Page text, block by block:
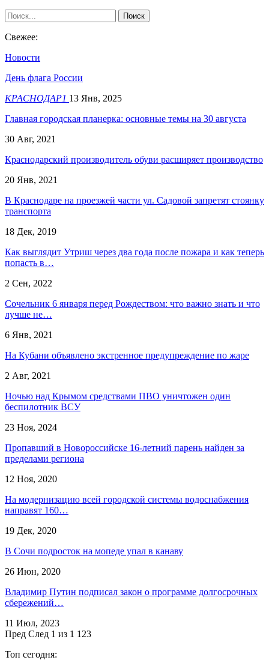
Свежее:
Новости
День флага России
КРАСНОДАР1 13 Янв, 2025
Главная городская планерка: основные темы на 30 августа
30 Авг, 2021
Краснодарский производитель обуви расширяет производство
20 Янв, 2021
В Краснодаре на проезжей части ул. Садовой запретят стоянку
транспорта
18 Дек, 2019
Как выглядит Утриш через два года после пожара и как теперь
попасть в…
2 Сен, 2022
Сочельник 6 января перед Рождеством: что важно знать и что
лучше не…
6 Янв, 2021
На Кубани объявлено экстренное предупреждение по жаре
2 Авг, 2021
Ночью над Крымом средствами ПВО уничтожен один
беспилотник ВСУ
23 Ноя, 2024
Пропавший в Новороссийске 16-летний парень найден за
пределами региона
12 Ноя, 2020
На модернизацию всей городской системы водоснабжения
направят 160…
19 Дек, 2020
В Сочи подросток на мопеде упал в канаву
26 Июн, 2020
Владимир Путин подписал закон о программе долгосрочных
сбережений…
11 Июл, 2023
Пред След 1 из 1 123
Топ сегодня: